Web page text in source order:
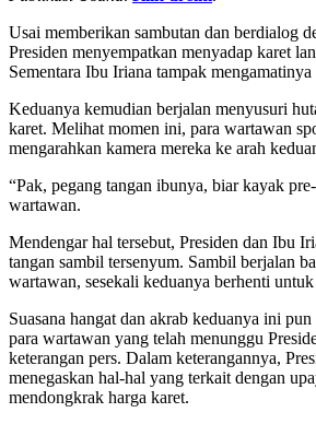
Usai memberikan sambutan dan berdialog
Presiden menyempatkan menyadap karet
Sementara Ibu Iriana tampak
Keduanya kemudian berjalan menyusuri
karet. Melihat momen ini, para wartawan
mengarahkan kamera mereka ke arah
“Pak, pegang tangan ibunya, biar kayak
wartawan.
Mendengar hal tersebut, Presiden dan Ibu
tangan sambil tersenyum. Sambil berjalan
wartawan, sesekali keduanya berhenti
Suasana hangat dan akrab keduanya ini
para wartawan yang telah menunggu
keterangan pers. Dalam keterangannya,
menegaskan hal-hal yang terkait dengan
mendongkrak harga karet.